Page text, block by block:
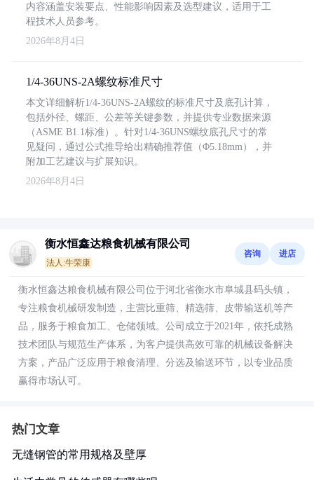
内容涵盖安装要点、性能影响因素及选型建议，适用于工
程技术人员参考。
2026年8月4日
1/4-36UNS-2A螺纹标准尺寸
本文详细解析1/4-36UNS-2A螺纹的标准尺寸及底孔计算，
包括外径、螺距、公差等关键参数，并提供专业数据来源
（ASME B1.1标准）。针对1/4-36UNS螺纹底孔尺寸的常
见疑问，通过公式推导给出精确推荐值（Φ5.18mm），并
附加工艺建议与扩展知识。
2026年8月4日
衡水恒鑫达粮食机械有限公司
法人:牛荣康
咨询 进店
衡水恒鑫达粮食机械有限公司位于河北省衡水市阜城县码头镇，
专注粮食机械研发制造，主营比重筛、精选筛、皮带输送机等产
品，服务于粮食加工、仓储领域。公司成立于2021年，依托成熟
技术团队与规范生产体系，为客户提供高效可靠的机械设备解决
方案，产品广泛应用于粮食清理、分选及输送环节，以专业品质
赢得市场认可。
热门文章
无缝钢管的常用规格及壁厚